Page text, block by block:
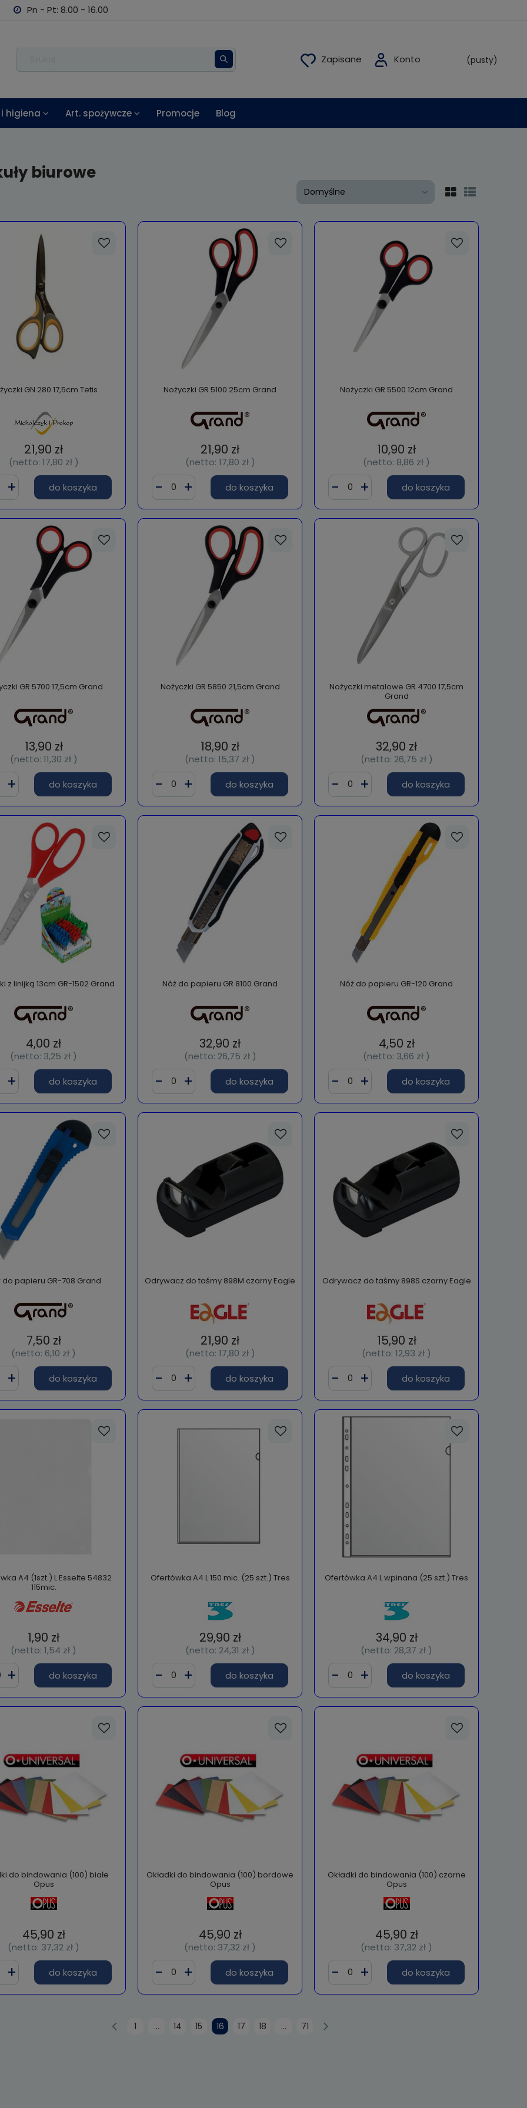
Pn - Pt: 8.00 - 16.00
(pusty)
higiena Art. spożywcze Promocje Blog
biurowe
GN 280 17,5cm Tetis
21,90 zł
(netto: 17,80 zł)
do koszyka
Nożyczki GR 5100 25cm Grand
21,90 zł
(netto: 17,80 zł)
do koszyka
Nożyczki GR 5500 12cm Grand
10,90 zł
(netto: 8,86 zł )
do koszyka
GR 5700 17,5cm Grand
13,90 zł
(netto: 11,30 zł)
do koszyka
Nożyczki GR 5850 21,5cm Grand
18,90 zł
(netto: 15,37 zł )
do koszyka
Nożyczki metalowe GR 4700 17,5cm
Grand
32,90 zł
(netto: 26,75 zł)
do koszyka
z linijką 13cm GR-1502 Grand
4,00 zł
(netto: 3,25 zł )
do koszyka
Nóż do papieru GR 8100 Grand
32,90 zł
(netto: 26,75 zł)
do koszyka
Nóż do papieru GR-120 Grand
4,50 zł
(netto: 3,66 zł )
do koszyka
do papieru GR-708 Grand
7,50 zł
(netto: 6,10 zł )
do koszyka
Odrywacz do taśmy 898M czarny Eagle
21,90 zł
(netto: 17,80 zł)
do koszyka
Odrywacz do taśmy 898S czarny Eagle
15,90 zł
(netto: 12,93 zł )
do koszyka
A4 (1szt.) L Esselte 54832
115mic.
1,90 zł
(netto: 1,54 zł )
do koszyka
Ofertówka A4 L 150 mic. (25 szt.) Tres
29,90 zł
(netto: 24,31 zł)
do koszyka
Ofertówka A4 L wpinana (25 szt.) Tres
34,90 zł
(netto: 28,37 zł )
do koszyka
do bindowania (100) białe
Opus
45,90 zł
(netto: 37,32 zł )
do koszyka
Okładki do bindowania (100) bordowe
Opus
45,90 zł
(netto: 37,32 zł )
do koszyka
Okładki do bindowania (100) czarne
Opus
45,90 zł
(netto: 37,32 zł )
do koszyka
1 ... 14 15 16 17 18 ... 71